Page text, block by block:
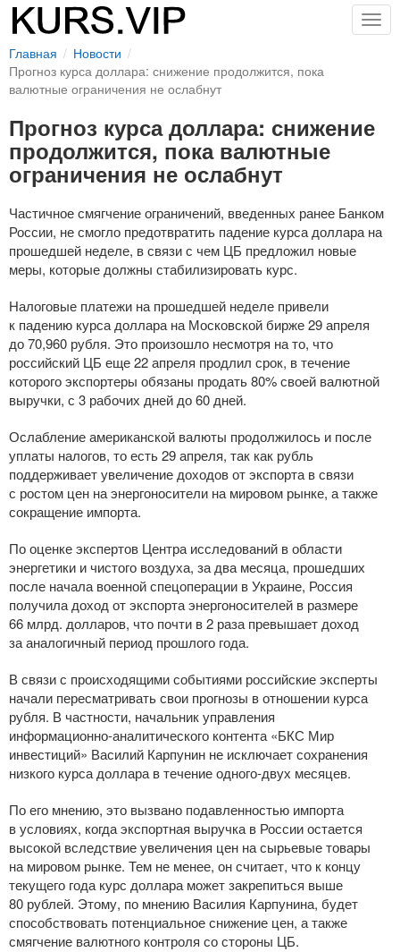
Главная
Новости
Прогноз курса доллара: снижение продолжится, пока
валютные ограничения не ослабнут
Прогноз курса доллара: снижение
продолжится, пока валютные
ограничения не ослабнут
Частичное смягчение ограничений, введенных ранее Банком
России, не смогло предотвратить падение курса доллара на
прошедшей неделе, в связи с чем ЦБ предложил новые
меры, которые должны стабилизировать курс.
Налоговые платежи на прошедшей неделе привели
к падению курса доллара на Московской бирже 29 апреля
до 70,960 рубля. Это произошло несмотря на то, что
российский ЦБ еще 22 апреля продлил срок, в течение
которого экспортеры обязаны продать 80% своей валютной
выручки, с 3 рабочих дней до 60 дней.
Ослабление американской валюты продолжилось и после
уплаты налогов, то есть 29 апреля, так как рубль
поддерживает увеличение доходов от экспорта в связи
с ростом цен на энергоносители на мировом рынке, а также
сокращение импорта.
По оценке экспертов Центра исследований в области
энергетики и чистого воздуха, за два месяца, прошедших
после начала военной спецоперации в Украине, Россия
получила доход от экспорта энергоносителей в размере
66 млрд. долларов, что почти в 2 раза превышает доход
за аналогичный период прошлого года.
В связи с происходящими событиями российские эксперты
начали пересматривать свои прогнозы в отношении курса
рубля. В частности, начальник управления
информационно-аналитического контента «БКС Мир
инвестиций» Василий Карпунин не исключает сохранения
низкого курса доллара в течениеодного-двух месяцев.
По его мнению, это вызвано подавленностью импорта
в условиях, когда экспортная выручка в России остается
высокой вследствие увеличения цен на сырьевые товары
на мировом рынке. Тем не менее, он считает, что к концу
текущего года курс доллара может закрепиться выше
80 рублей. Этому, по мнению Василия Карпунина, будет
способствовать потенциальное снижение цен, а также
смягчение валютного контроля со стороны ЦБ.